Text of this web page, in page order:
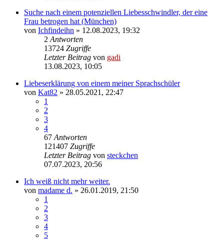
Suche nach einem potenziellen Liebesschwindler, der eine
Frau betrogen hat (München)
von Ichfindeihn » 12.08.2023, 19:32
2 Antworten
13724 Zugriffe
Letzter Beitrag von gadi
13.08.2023, 10:05
Liebeserklärung von einem meiner Sprachschüler
von Kat82 » 28.05.2021, 22:47
1
2
3
4
67 Antworten
121407 Zugriffe
Letzter Beitrag von steckchen
07.07.2023, 20:56
Ich weiß nicht mehr weiter.
von madame d. » 26.01.2019, 21:50
1
2
3
4
5